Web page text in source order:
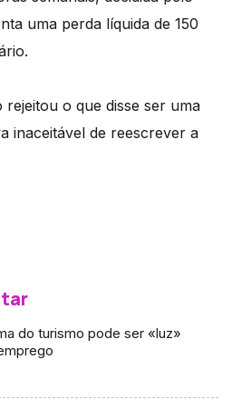
uma perda líquida de 150
rejeitou o que disse ser uma
inaceitável de reescrever a
do turismo pode ser «luz»